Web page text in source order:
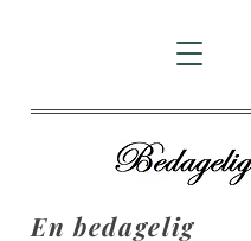
En bedagelig